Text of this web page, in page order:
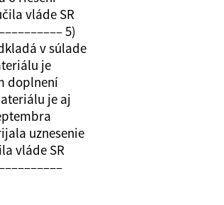
vláde SR
5)
v súlade
je
doplnení
je aj
uznesenie
vláde SR